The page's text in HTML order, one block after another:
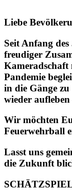
Liebe
Seit Anfang
freudiger
Kameradschaft
Pandemie
in die Gänge
wieder aufleben
Wir möchten
Feuerwehrball
Lasst uns
die Zukunft